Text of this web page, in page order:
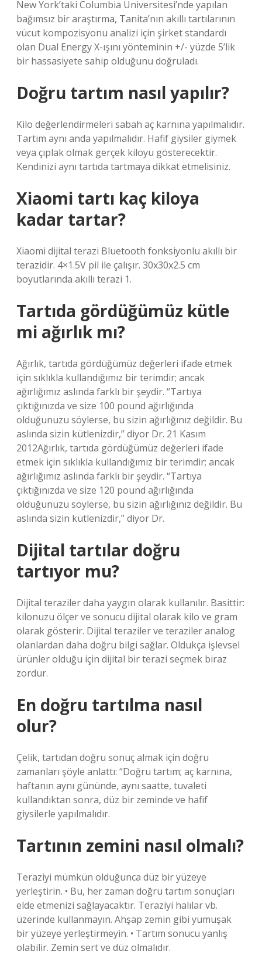
New York’taki Columbia Üniversitesi’nde yapılan
bağımsız bir araştırma, Tanita’nın akıllı tartılarının
vücut kompozisyonu analizi için şirket standardı
olan Dual Energy X-ışını yönteminin +/- yüzde 5’lik
bir hassasiyete sahip olduğunu doğruladı.
Doğru tartım nasıl yapılır?
Kilo değerlendirmeleri sabah aç karnına yapılmalıdır.
Tartım aynı anda yapılmalıdır. Hafif giysiler giymek
veya çıplak olmak gerçek kiloyu gösterecektir.
Kendinizi aynı tartıda tartmaya dikkat etmelisiniz.
Xiaomi tartı kaç kiloya
kadar tartar?
Xiaomi dijital terazi Bluetooth fonksiyonlu akıllı bir
terazidir. 4×1.5V pil ile çalışır. 30x30x2.5 cm
boyutlarında akıllı terazi 1.
Tartıda gördüğümüz kütle
mi ağırlık mı?
Ağırlık, tartıda gördüğümüz değerleri ifade etmek
için sıklıkla kullandığımız bir terimdir; ancak
ağırlığımız aslında farklı bir şeydir. “Tartıya
çıktığınızda ve size 100 pound ağırlığında
olduğunuzu söylerse, bu sizin ağırlığınız değildir. Bu
aslında sizin kütlenizdir,” diyor Dr. 21 Kasım
2012Ağırlık, tartıda gördüğümüz değerleri ifade
etmek için sıklıkla kullandığımız bir terimdir; ancak
ağırlığımız aslında farklı bir şeydir. “Tartıya
çıktığınızda ve size 120 pound ağırlığında
olduğunuzu söylerse, bu sizin ağırlığınız değildir. Bu
aslında sizin kütlenizdir,” diyor Dr.
Dijital tartılar doğru
tartıyor mu?
Dijital teraziler daha yaygın olarak kullanılır. Basittir:
kilonuzu ölçer ve sonucu dijital olarak kilo ve gram
olarak gösterir. Dijital teraziler ve teraziler analog
olanlardan daha doğru bilgi sağlar. Oldukça işlevsel
ürünler olduğu için dijital bir terazi seçmek biraz
zordur.
En doğru tartılma nasıl
olur?
Çelik, tartıdan doğru sonuç almak için doğru
zamanları şöyle anlattı: “Doğru tartım; aç karnına,
haftanın aynı gününde, aynı saatte, tuvaleti
kullandıktan sonra, düz bir zeminde ve hafif
giysilerle yapılmalıdır.
Tartının zemini nasıl olmalı?
Teraziyi mümkün olduğunca düz bir yüzeye
yerleştirin. • Bu, her zaman doğru tartım sonuçları
elde etmenizi sağlayacaktır. Teraziyi halılar vb.
üzerinde kullanmayın. Ahşap zemin gibi yumuşak
bir yüzeye yerleştirmeyin. • Tartım sonucu yanlış
olabilir. Zemin sert ve düz olmalıdır.